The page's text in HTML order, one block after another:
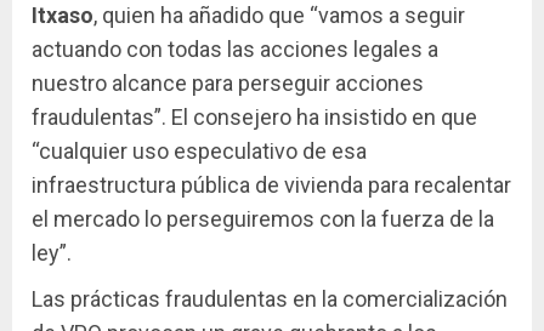
Itxaso, quien ha añadido que “vamos a seguir
actuando con todas las acciones legales a
nuestro alcance para perseguir acciones
fraudulentas”. El consejero ha insistido en que
“cualquier uso especulativo de esa
infraestructura pública de vivienda para recalentar
el mercado lo perseguiremos con la fuerza de la
ley”.
Las prácticas fraudulentas en la comercialización